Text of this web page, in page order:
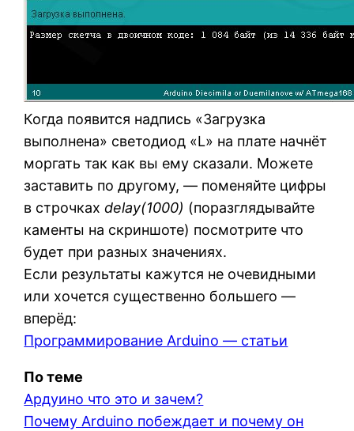
Когда появится надпись «Загрузка
выполнена» светодиод «L» на плате начнёт
моргать так как вы ему сказали. Можете
заставить по другому, — поменяйте цифры
в строчкахdelay(1000) (поразглядывайте
каменты на скриншоте) посмотрите что
будет при разных значениях.
Если результаты кажутся не очевидными
или хочется существенно большего —
вперёд:
Программирование Arduino — статьи
По теме
Ардуино что это и зачем?
Почему Arduino побеждает и почему он